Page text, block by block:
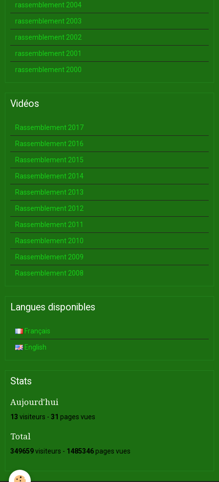
rassemblement 2004
rassemblement 2003
rassemblement 2002
rassemblement 2001
rassemblement 2000
Vidéos
Rassemblement 2017
Rassemblement 2016
Rassemblement 2015
Rassemblement 2014
Rassemblement 2013
Rassemblement 2012
Rassemblement 2011
Rassemblement 2010
Rassemblement 2009
Rassemblement 2008
Langues disponibles
Français
English
Stats
Aujourd'hui
13 visiteurs - 31 pages vues
Total
349659visiteurs - 1485346pages vues